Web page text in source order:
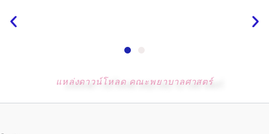
แหล่งดาวน์โหลด คณะพยาบาลศาสตร์